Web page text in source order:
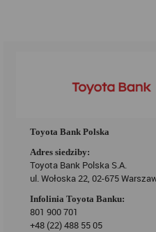
Toyota Bank Polska
Adres siedziby:
Toyota Bank Polska S.A.
ul. Wołoska 22, 02-675
Infolinia Toyota Banku:
801 900 701
+48 (22) 488 55 05